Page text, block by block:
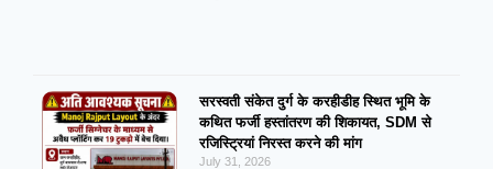
सरस्वती संकेत दुर्ग के करहीडीह स्थित भूमि के
कथित फर्जी हस्तांतरण की शिकायत, SDM से
रजिस्ट्रियां निरस्त करने की मांग
July 31, 2026